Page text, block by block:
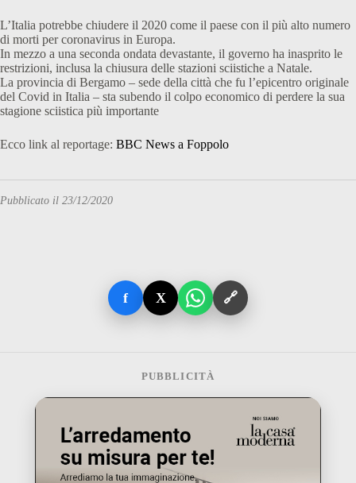
L’Italia potrebbe chiudere il 2020 come il paese con il più alto numero
di morti per coronavirus in Europa.
In mezzo a una seconda ondata devastante, il governo ha inasprito le
restrizioni, inclusa la chiusura delle stazioni sciistiche a Natale.
La provincia di Bergamo – sede della città che fu l’epicentro originale
del Covid in Italia – sta subendo il colpo economico di perdere la sua
stagione sciistica più importante
Ecco link al reportage: BBC News a Foppolo
Pubblicato il 23/12/2020
f X 🔗
PUBBLICITÀ